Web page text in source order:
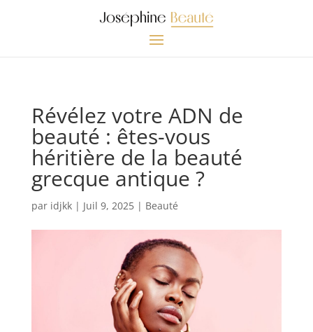
Révélez votre ADN de
beauté : êtes-vous
héritière de la beauté
grecque antique ?
par idjkk| Juil 9, 2025| Beauté